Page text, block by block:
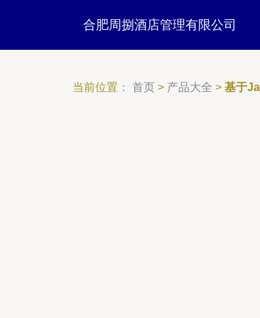
合肥周捌酒店管理有限公司
当前位置： 首页 > 产品大全 > 基于